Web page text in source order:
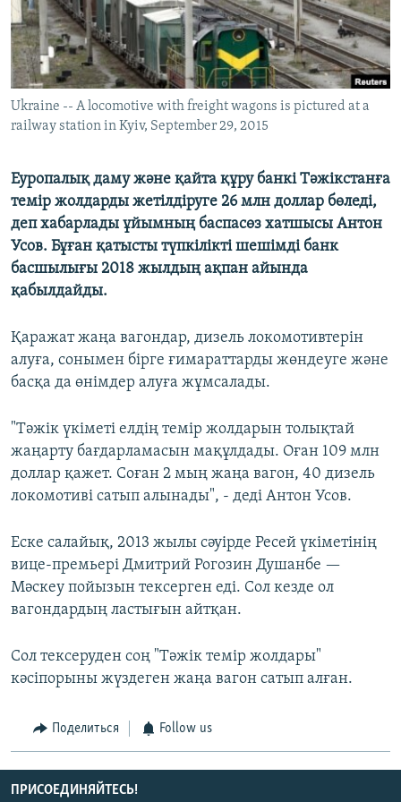
Ukraine -- A locomotive with freight wagons is pictured at a
railway station in Kyiv, September 29, 2015
Еуропалық даму және қайта құру банкі Тәжікстанға
темір жолдарды жетілдіруге 26 млн доллар бөледі,
деп хабарлады ұйымның баспасөз хатшысы Антон
Усов. Бұған қатысты түпкілікті шешімді банк
басшылығы 2018 жылдың ақпан айында
қабылдайды.
Қаражат жаңа вагондар, дизель локомотивтерін
алуға, сонымен бірге ғимараттарды жөндеуге және
басқа да өнімдер алуға жұмсалады.
"Тәжік үкіметі елдің темір жолдарын толықтай
жаңарту бағдарламасын мақұлдады. Оған 109 млн
доллар қажет. Соған 2 мың жаңа вагон, 40 дизель
локомотиві сатып алынады", - деді Антон Усов.
Еске салайық, 2013 жылы сәуірде Ресей үкіметінің
вице-премьері Дмитрий Рогозин Душанбе —
Мәскеу пойызын тексерген еді. Сол кезде ол
вагондардың ластығын айтқан.
Сол тексеруден соң "Тәжік темір жолдары"
кәсіпорыны жүздеген жаңа вагон сатып алған.
Поделиться Follow us
ПРИСОЕДИНЯЙТЕСЬ!